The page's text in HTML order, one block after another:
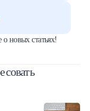
новых статьях!